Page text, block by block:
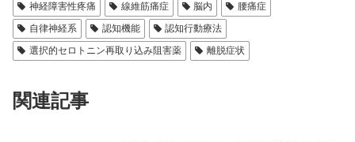
神経障害性疼痛
線維筋痛症 脳内
腰痛症
自律神経系
認知機能
認知行動療法
選択的セロトニン再取り込み阻害薬
離脱症状
関連記事